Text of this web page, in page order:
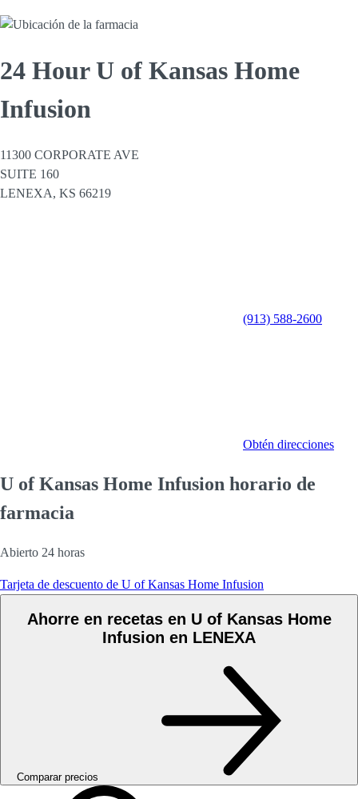
24 Hour U of Kansas Home
Infusion
11300 CORPORATE AVE
SUITE 160
LENEXA, KS 66219
(913) 588-2600
Obtén direcciones
U of Kansas Home Infusion horario de
farmacia
Abierto 24 horas
Tarjeta de descuento de U of Kansas Home Infusion
Ahorre en recetas en U of Kansas Home
Infusion en LENEXA
Comparar precios